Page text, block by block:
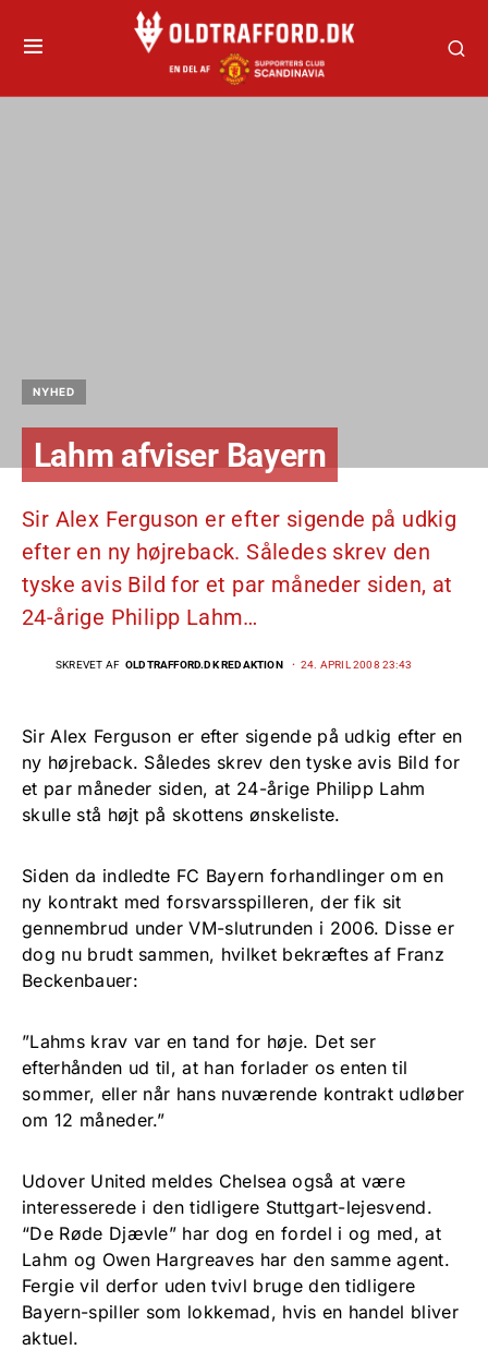
NYHED
Lahm afviser Bayern
Sir Alex Ferguson er efter sigende på udkig
efter en ny højreback. Således skrev den
tyske avis Bild for et par måneder siden, at
24-årige Philipp Lahm…
SKREVET AF OLDTRAFFORD.DK REDAKTION 24. APRIL 2008 23:43
Sir Alex Ferguson er efter sigende på udkig efter en
ny højreback. Således skrev den tyske avis Bild for
et par måneder siden, at 24-årige Philipp Lahm
skulle stå højt på skottens ønskeliste.
Siden da indledte FC Bayern forhandlinger om en
ny kontrakt med forsvarsspilleren, der fik sit
gennembrud under VM-slutrunden i 2006. Disse er
dog nu brudt sammen, hvilket bekræftes af Franz
Beckenbauer:
”Lahms krav var en tand for høje. Det ser
efterhånden ud til, at han forlader os enten til
sommer, eller når hans nuværende kontrakt udløber
om 12 måneder.”
Udover United meldes Chelsea også at være
interesserede i den tidligere Stuttgart-lejesvend.
“De Røde Djævle” har dog en fordel i og med, at
Lahm og Owen Hargreaves har den samme agent.
Fergie vil derfor uden tvivl bruge den tidligere
Bayern-spiller som lokkemad, hvis en handel bliver
aktuel.